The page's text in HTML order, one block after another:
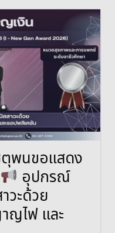
พนขอแสดง
อุปกรณ์
วะด้วย
ไฟ และ